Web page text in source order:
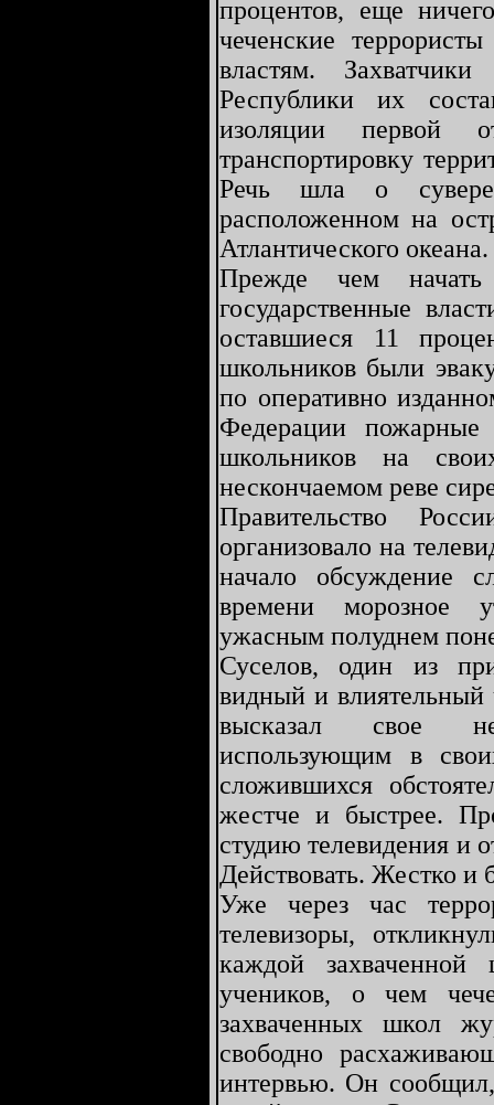
процентов, еще
чеченские
властям.
Республики их
изоляции первой
транспортировку
Речь шла о
расположенном на
Атлантического океана.
Прежде чем начать
государственные
оставшиеся 11
школьников были
по оперативно
Федерации пожарные
школьников на
нескончаемом реве
Правительство
организовало на
начало обсуждение
времени морозное
ужасным полуднем
Суселов, один из
видный и
высказал свое
использующим в
сложившихся
жестче и быстрее.
студию телевидения и
Действовать. Жестко и
Уже через час
телевизоры,
каждой
учеников, о чем
захваченных школ
свободно
интервью. Он сообщил,